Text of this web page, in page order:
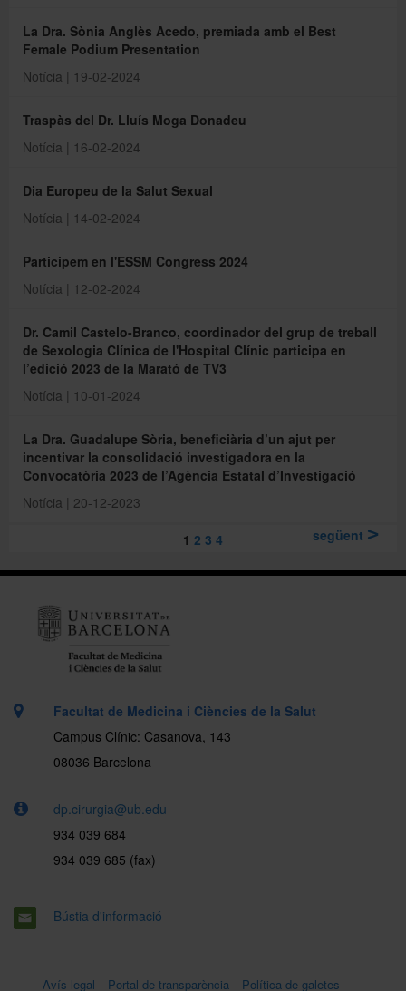
La Dra. Sònia Anglès Acedo, premiada amb el Best
Female Podium Presentation
Notícia | 19-02-2024
Traspàs del Dr. Lluís Moga Donadeu
Notícia | 16-02-2024
Dia Europeu de la Salut Sexual
Notícia | 14-02-2024
Participem en l'ESSM Congress 2024
Notícia | 12-02-2024
Dr. Camil Castelo-Branco, coordinador del grup de treball
de Sexologia Clínica de l'Hospital Clínic participa en
l’edició 2023 de la Marató de TV3
Notícia | 10-01-2024
La Dra. Guadalupe Sòria, beneficiària d’un ajut per
incentivar la consolidació investigadora en la
Convocatòria 2023 de l’Agència Estatal d’Investigació
Notícia | 20-12-2023
1 2 3 4 següent
Facultat de Medicina i Ciències de la Salut
Campus Clínic: Casanova, 143
08036 Barcelona
dp.cirurgia@ub.edu
934 039 684
934 039 685 (fax)
Bústia d'informació
Avís legal Portal de transparència Política de galetes